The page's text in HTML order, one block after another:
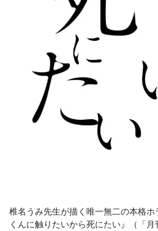
椎名うみ先生が描く唯一無二の本格
くんに触りたいから死にたい』（「